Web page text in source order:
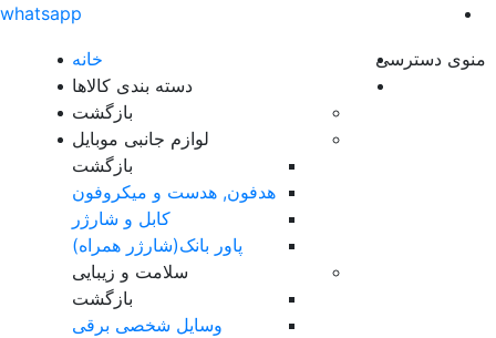
whatsapp
منوی دسترسی
خانه
دسته بندی کالاها
بازگشت
لوازم جانبی موبایل
بازگشت
هدفون, هدست و میکروفون
کابل و شارژر
پاور بانک(شارژر همراه)
سلامت و زیبایی
بازگشت
وسایل شخصی برقی